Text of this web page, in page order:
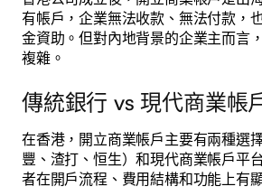
有帳戶，企業無法收款、無法付款，
金資助。但對內地背景的企業主而言
複雜。
傳統銀行 vs 現代商業帳
在香港，開立商業帳戶主要有兩種選
豐、渣打、恒生）和現代商業帳戶平
者在開戶流程、費用結構和功能上有